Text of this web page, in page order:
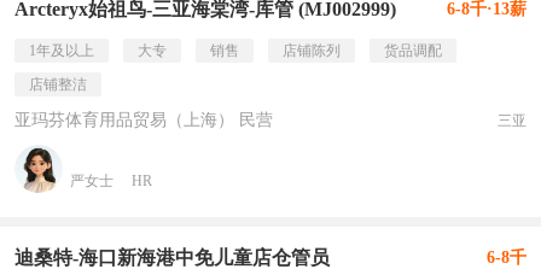
Arcteryx始祖鸟-三亚海棠湾-库管 (MJ002999) 6-8千·13薪
1年及以上 大专 销售 店铺陈列
货品调配
店铺整洁
亚玛芬体育用品贸易（上海） 民营 三亚
严女士 HR
迪桑特-海口新海港中免儿童店仓管员 6-8千